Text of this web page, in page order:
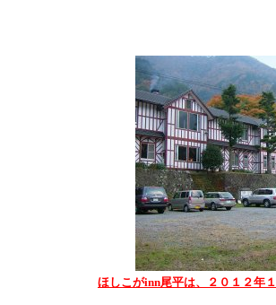
ほしこがinn尾平は、２０１２年